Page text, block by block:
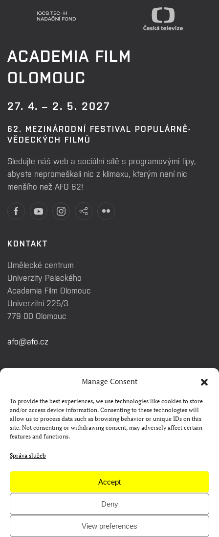
Manage Consent
To provide the best experiences, we use technologies like cookies to store
and/or access device information. Consenting to these technologies will
allow us to process data such as browsing behavior or unique IDs on this
site. Not consenting or withdrawing consent, may adversely affect certain
features and functions.
Správa služeb
Accept
Deny
View preferences
ACADEMIA FILM
OLOMOUC
27. 4. – 2. 5. 2027
62. MEZINÁRODNÍ FESTIVAL POPULÁRNĚ-
VĚDECKÝCH FILMŮ
Sledujte náš web a sociální sítě s programovými tipy,
abyste nepromeškali nic z klimaxu, kterým není nic
menšího než AFO 62!
KONTAKT
Umělecké centrum
Univerzity Palackého
Academia Film Olomouc
Univerzitní 225/3
779 00 Olomouc
afo@afo.cz
RYCHLÉ ODKAZY
Watch&Know
Kontakty
FAQ
Camp 4Science
Materiály pro média
Copyright © AFO 2000-2026 | web